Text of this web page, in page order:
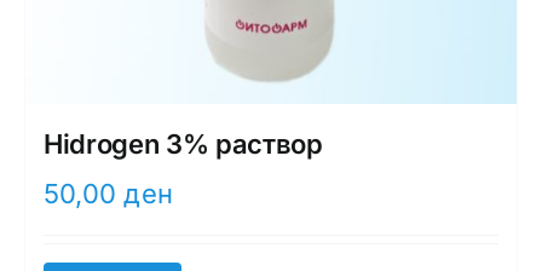
Hidrogen 3% раствор
50,00ден